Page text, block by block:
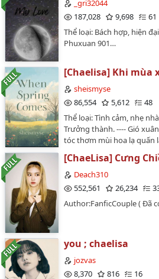
_gri32044
187,028
9,698
61
Thể loại: Bách hợp, hiện
Phuxuan 901…
[Chaelisa] Khi mùa
sheismyse
86,554
5,612
48
Thể loại: Tình cảm, nhẹ
Trưởng thành. ---- Gió
tóc thơm mùi hoa lạ quấn
thể làm chủ. Đặt tay lên
gái dịu dàng cùng nụ cười
thành rung động!…
[ChaeLisa] Cưng
Deach310
552,561
26,234
Author:FanficCouple ( Đã
you ; chaelisa
jozvas
8,370
816
16